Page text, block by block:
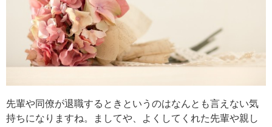
先輩や同僚が退職するときというのはなんとも言えない気
持ちになりますね。ましてや、よくしてくれた先輩や親し